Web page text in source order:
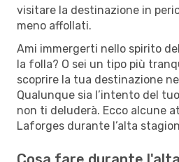
visitare la destinazione in
meno affollati.
Ami immergerti nello spirito
la folla? O sei un tipo più
scoprire la tua destinazione
Qualunque sia l’intento del
non ti deluderà. Ecco alcune
Laforges durante l’alta